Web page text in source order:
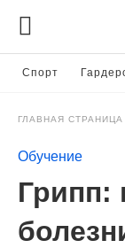
Спорт
ГЛАВНАЯ СТРАНИЦА
Обучение
Грипп: